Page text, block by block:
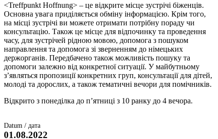
Datum / дата
01.08.2022
<Treffpunkt Hoffnung> – це відкрите місце зустрічі біженців.
Основна увага приділяється обміну інформацією. Крім того,
на місці зустрічі ви можете отримати потрібну пораду чи
консультацію. Також це місце для відпочинку та проведення
часу, для зустрічей рідною мовою, допомога з пошуком
направлення та допомога зі зверненням до німецьких
держорганів. Передбачено також можливість пошуку та
допомоги залежно від конкретної ситуації. У майбутньому
з’являться пропозиції конкретних груп, консультації для дітей,
молоді та дорослих, а також тематичні вечори для помічників.
Відкрито з понеділка до п’ятниці з 10 ранку до 4 вечора.